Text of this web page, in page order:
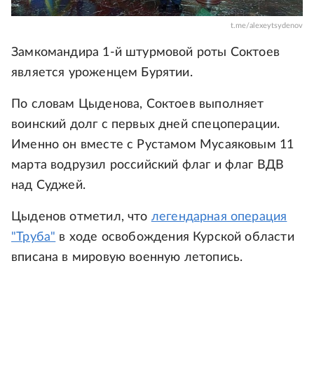
t.me/alexeytsydenov
Замкомандира 1-й штурмовой роты Соктоев
является уроженцем Бурятии.
По словам Цыденова, Соктоев выполняет
воинский долг с первых дней спецоперации.
Именно он вместе с Рустамом Мусаяковым 11
марта водрузил российский флаг и флаг ВДВ
над Суджей.
Цыденов отметил, что легендарная операция
"Труба" в ходе освобождения Курской области
вписана в мировую военную летопись.